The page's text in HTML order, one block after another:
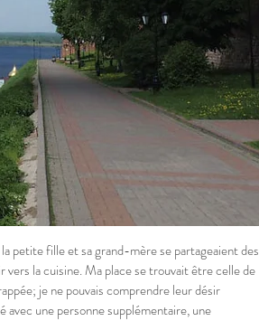
petite fille et sa grand-mère se partageaient des
vers la cuisine. Ma place se trouvait être celle de
je ne pouvais comprendre leur désir
avec une personne supplémentaire, une